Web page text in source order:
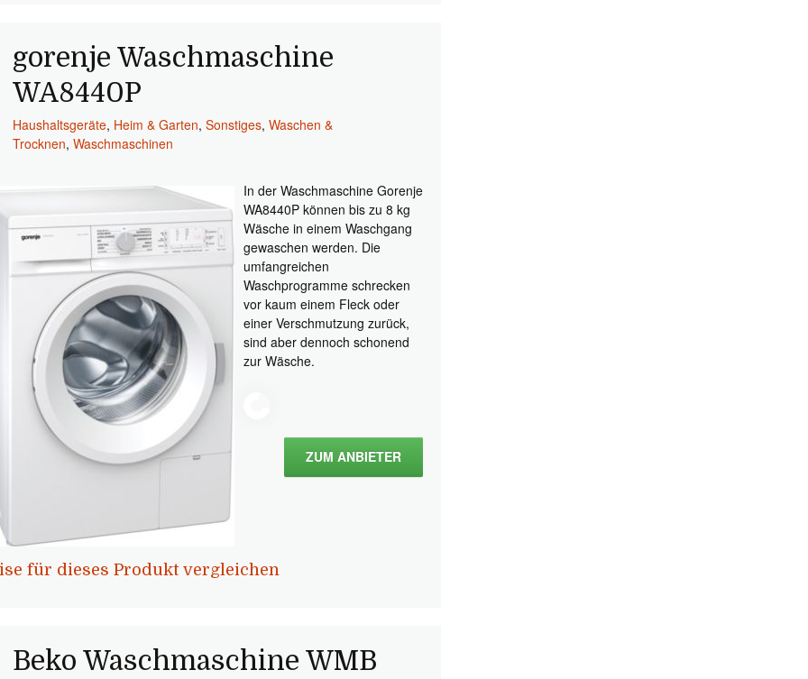
gorenje Waschmaschine
WA8440P
Haushaltsgeräte, Heim & Garten,Sonstiges,Waschen &
Trocknen,Waschmaschinen
In der Waschmaschine Gorenje
WA8440P können bis zu 8 kg
Wäsche in einem Waschgang
gewaschen werden. Die
umfangreichen
Waschprogramme schrecken
vor kaum einem Fleck oder
einer Verschmutzung zurück,
sind aber dennoch schonend
zur Wäsche.
ZUM ANBIETER
für dieses Produkt vergleichen
Beko Waschmaschine WMB